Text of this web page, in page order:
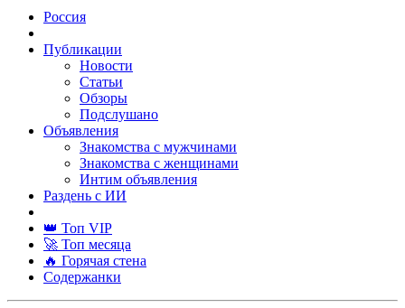
Россия
Публикации
Новости
Статьи
Обзоры
Подслушано
Объявления
Знакомства с мужчинами
Знакомства с женщинами
Интим объявления
Раздень с ИИ
👑 Топ VIP
🚀 Топ месяца
🔥 Горячая стена
Содержанки